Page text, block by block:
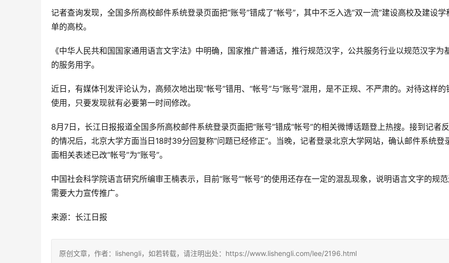
记者查询发现，全国多所高校邮件系统登录页面把“账号”错成了“帐号”，其中不乏入选“双一流”建设高校及建设学
单的高校。
《中华人民共和国国家通用语言文字法》中明确，国家推广普通话，推行规范汉字，公共服务行业以规范汉字为
的服务用字。
近日，有媒体刊发评论认为，高频次地出现“帐号”错用、“帐号”与“账号”混用，是不正规、不严肃的。对待这样的
使用，只要发现就有必要第一时间修改。
8月7日，长江日报报道全国多所高校邮件系统登录页面把“账号”错成“帐号”的相关微博话题登上热搜。接到记者
的情况后，北京大学方面当日18时39分回复称“问题已经修正”。当晚，记者登录北京大学网站，确认邮件系统登
面相关表述已改“帐号”为“账号”。
中国社会科学院语言研究所编审王楠表示，目前“账号”“帐号”的使用还存在一定的混乱现象，说明语言文字的规
需要大力宣传推广。
来源：长江日报
原创文章，作者：lishengli，如若转载，请注明出处：https://www.lishengli.com/lee/2196.html